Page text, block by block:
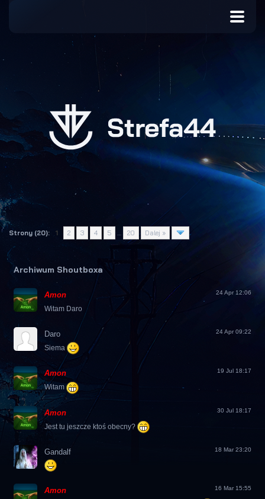
Strony (20): 1 2 3 4 5 … 20 Dalej »
Archiwum Shoutboxa
Amon
Witam Daro
24 Apr 12:06
Daro
Siema
24 Apr 09:22
Amon
Witam
19 Jul 18:17
Amon
Jest tu jeszcze ktoś obecny?
30 Jul 18:17
Gandalf 18 Mar 23:20
Amon 16 Mar 15:55